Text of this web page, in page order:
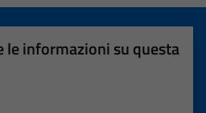
le informazioni su questa